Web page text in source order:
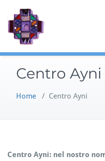
content
Centro Ayni
Home / Centro Ayni
Centro Ayni: nel nostro